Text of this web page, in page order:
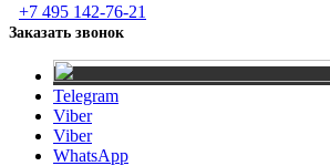
+7 495 142-76-21
Заказать звонок
Telegram
Viber
Viber
WhatsApp